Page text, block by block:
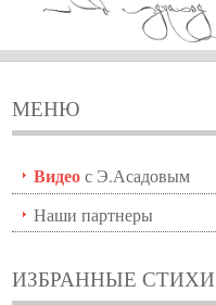
МЕНЮ
Видеос Э.Асадовым
Наши партнеры
ИЗБРАННЫЕ СТИХИ